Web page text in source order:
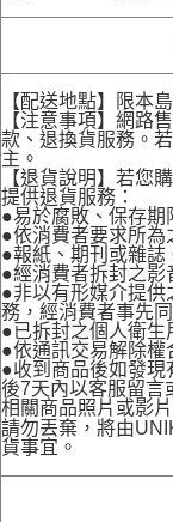
【配送地點】限本島
【注意事項】網路
款、退換貨服務。
主。
【退貨說明】若您
提供退貨服務：
●易於腐敗、保存期
●依消費者要求所為
●報紙、期刊或雜誌
●經消費者拆封之影
●非以有形媒介提供
務，經消費者事先
●已拆封之個人衛生
●依通訊交易解除權
●收到商品後如發現
後7天內以客服留言
相關商品照片或影
請勿丟棄，將由
貨事宜。